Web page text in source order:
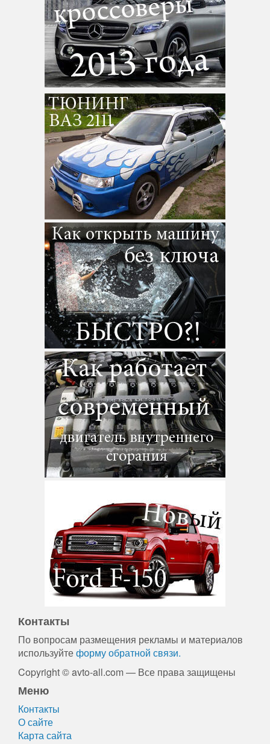
Контакты
По вопросам размещения рекламы и материалов
используйтеформу обратной связи.
Copyright © avto-all.com — Все права защищены
Меню
Контакты
О сайте
Карта сайта